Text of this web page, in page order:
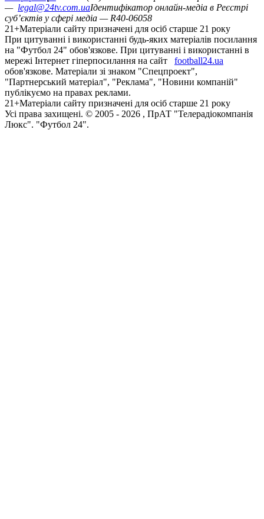
— legal@24tv.com.uaІдентифікатор онлайн-медіа в Реєстрі
суб’єктів у сфері медіа — R40-06058
21+Матеріали сайту призначені для осіб старше 21 року
При цитуванні і використанні будь-яких матеріалів посилання
на "Футбол 24" обов'язкове. При цитуванні і використанні в
мережі Інтернет гіперпосилання на сайт
football24.ua
обов'язкове. Матеріали зі знаком "Спецпроект",
"Партнерський матеріал", "Реклама", "Новини компаній"
публікуємо на правах реклами.
21+Матеріали сайту призначені для осіб старше 21 року
Усi права захищенi. © 2005 - 2026 , ПрАТ "Телерадіокомпанія
Люкс". "Футбол 24".